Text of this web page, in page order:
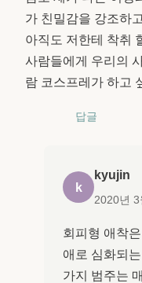
가 친밀감을 강조하
아직도 저한테 착취
사람들에게 우리의
람 코스프레가 하고
답글
k
kyujin
2020년 3
회피형 애착
애로 심화되
가지 범주는